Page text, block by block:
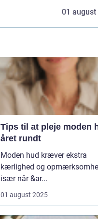
01 august
Tips til at pleje moden
året rundt
Moden hud kræver ekstra
kærlighed og
især når &ar...
01 august 2025